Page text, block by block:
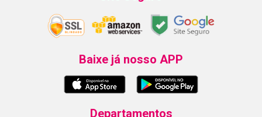
Baixe já nosso APP
Departamentos